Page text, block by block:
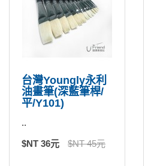
台灣Youngly永利
油畫筆(深藍筆桿/
平/Y101)
..
$NT 36元 $NT 45元